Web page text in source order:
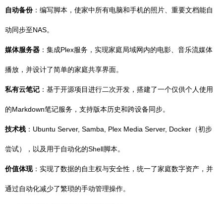
自动备份：编写脚本，使家中所有电脑和手机的照片、重要文档能自
动同步至NAS。
媒体服务器 ：集成Plex服务，实现家庭局域网内的电影、音乐流媒体
播放，并设计了简单的家庭共享界面。
私有云笔记 ：基于开源项目进行二次开发，搭建了一个仅供个人使用
的Markdown笔记服务，支持版本历史和跨设备同步。
技术栈 ：Ubuntu Server, Samba, Plex Media Server, Docker（初步
尝试），以及用于自动化的Shell脚本。
价值体现：实现了数据的自主权与安全性，统一了家庭数字资产，并
通过自动化减少了繁琐的手动管理操作。